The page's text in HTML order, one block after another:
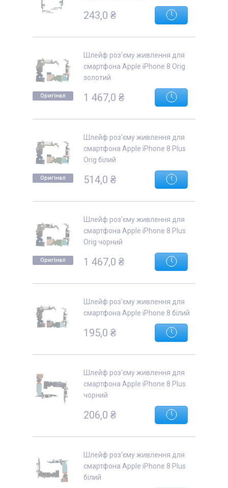
243,0 ₴
Оригінал
Шлейф роз'єму живлення для
смартфона Apple iPhone 8 Orig
золотий
1 467,0 ₴
Оригінал
Шлейф роз'єму живлення для
смартфона Apple iPhone 8 Plus
Orig білий
514,0 ₴
Оригінал
Шлейф роз'єму живлення для
смартфона Apple iPhone 8 Plus
Orig чорний
1 467,0 ₴
Шлейф роз'єму живлення для
смартфона Apple iPhone 8 білий
195,0 ₴
Шлейф роз'єму живлення для
смартфона Apple iPhone 8 Plus
чорний
206,0 ₴
Шлейф роз'єму живлення для
смартфона Apple iPhone 8 Plus
білий